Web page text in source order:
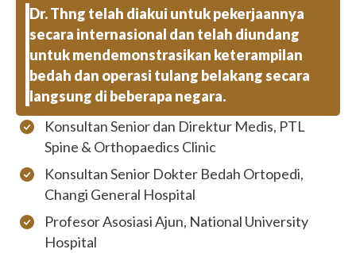
Dr. Thng telah diakui untuk pekerjaannya
secara internasional dan telah diundang
untuk mendemonstrasikan keterampilan
bedah dan operasi tulang belakang secara
langsung di beberapa negara.
Konsultan Senior dan Direktur Medis, PTL
Spine & Orthopaedics Clinic
Konsultan Senior Dokter Bedah Ortopedi,
Changi General Hospital
Profesor Asosiasi Ajun, National University
Hospital